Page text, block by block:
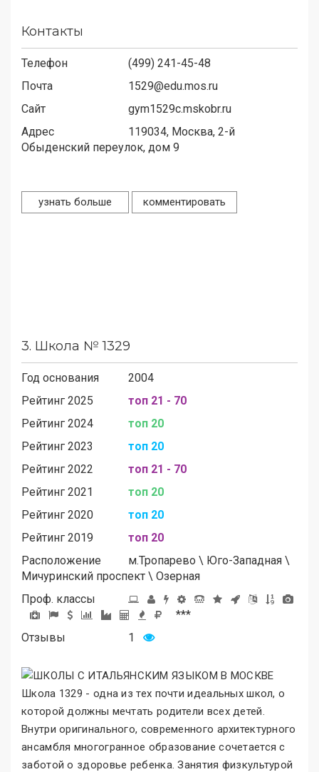
Контакты
Телефон
(499) 241-45-48
Почта
1529@edu.mos.ru
Сайт
gym1529c.mskobr.ru
Адрес
119034, Москва, 2-й
Обыденский переулок, дом 9
узнать больше комментировать
3. Школа № 1329
Год основания
2004
Рейтинг 2025
топ 21 - 70
Рейтинг 2024
топ 20
Рейтинг 2023
топ 20
Рейтинг 2022
топ 21 - 70
Рейтинг 2021
топ 20
Рейтинг 2020
топ 20
Рейтинг 2019
топ 20
Расположение
м.Тропарево \ Юго-Западная \
Мичуринский проспект \ Озерная
Проф. классы
***
Отзывы
1
Школа 1329 - одна из тех почти идеальных школ, о
которой должны мечтать родители всех детей.
Внутри оригинального, современного архитектурного
ансамбля многогранное образование сочетается с
заботой о здоровье ребенка. Занятия физкультурой